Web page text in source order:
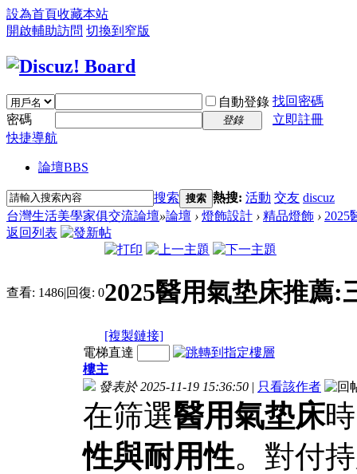
設為首頁收藏本站
開啟輔助訪問 切換到窄版
自動登錄 找回密碼
密碼
登錄
立即註冊
快捷導航
論壇BBS
搜索 搜索 熱搜: 活動 交友 discuz
台灣生活美學家俱交流論壇»論壇 › 燈飾設計 › 精品燈飾 › 2025
返回列表
查看: 1486|回復: 02025醫用氣垫床推薦:
[複製鏈接]
電梯直達
樓主
發表於 2025-11-19 15:36:50 | 只看該作者
在筛選醫用氣垫床
性與耐用性。對付